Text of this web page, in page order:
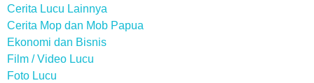
Cerita Lucu Lainnya
Cerita Mop dan Mob Papua
Ekonomi dan Bisnis
Film / Video Lucu
Foto Lucu